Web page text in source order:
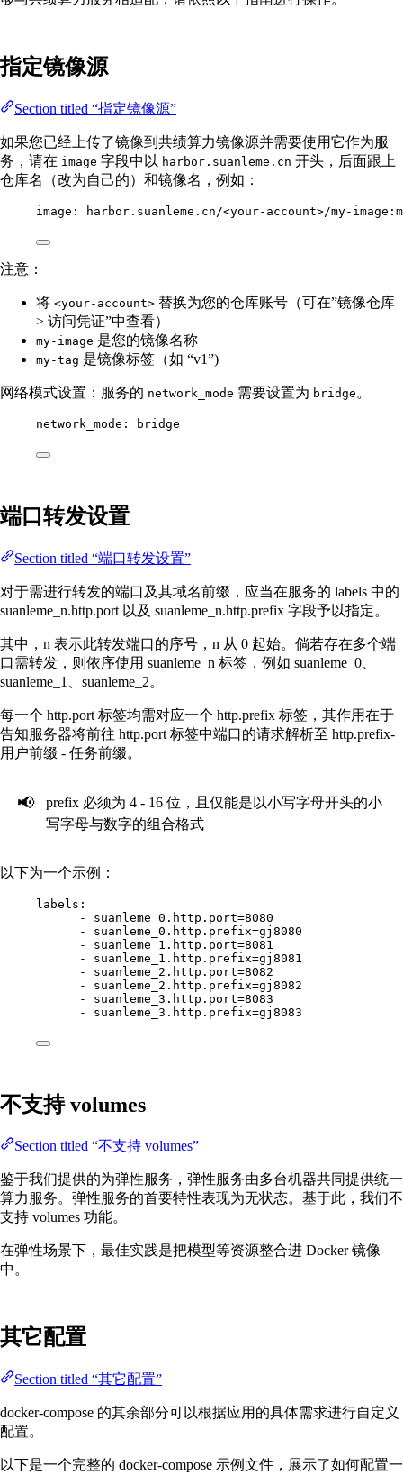
指定镜像源
Section titled “指定镜像源”
如果您已经上传了镜像到共绩算力镜像源并需要使用它作为服
务，请在 image 字段中以 harbor.suanleme.cn 开头，后面跟上
仓库名（改为自己的）和镜像名，例如：
image : harbor.suanleme.cn/<your-account>/my-
注意：
将 <your-account> 替换为您的仓库账号（可在”镜像仓库
> 访问凭证”中查看）
my-image 是您的镜像名称
my-tag 是镜像标签（如 “v1”)
网络模式设置：服务的 network_mode 需要设置为 bridge 。
network_mode : bridge
端口转发设置
Section titled “端口转发设置”
对于需进行转发的端口及其域名前缀，应当在服务的 labels 中的
suanleme_n.http.port 以及 suanleme_n.http.prefix 字段予以指定。
其中，n 表示此转发端口的序号，n 从 0 起始。倘若存在多个端
口需转发，则依序使用 suanleme_n 标签，例如 suanleme_0、
suanleme_1、suanleme_2。
每一个 http.port 标签均需对应一个 http.prefix 标签，其作用在于
告知服务器将前往 http.port 标签中端口的请求解析至 http.prefix-
用户前缀 - 任务前缀。
📢
prefix 必须为 4 - 16 位，且仅能是以小写字母开头的小
写字母与数字的组合格式
以下为一个示例：
labels :
- suanleme_0.http.port=8080
- suanleme_0.http.prefix=gj8080
- suanleme_1.http.port=8081
- suanleme_1.http.prefix=gj8081
- suanleme_2.http.port=8082
- suanleme_2.http.prefix=gj8082
- suanleme_3.http.port=8083
- suanleme_3.http.prefix=gj8083
不支持 volumes
Section titled “不支持 volumes”
鉴于我们提供的为弹性服务，弹性服务由多台机器共同提供统一
算力服务。弹性服务的首要特性表现为无状态。基于此，我们不
支持 volumes 功能。
在弹性场景下，最佳实践是把模型等资源整合进 Docker 镜像
中。
其它配置
Section titled “其它配置”
docker-compose 的其余部分可以根据应用的具体需求进行自定义
配置。
以下是一个完整的 docker-compose 示例文件，展示了如何配置一